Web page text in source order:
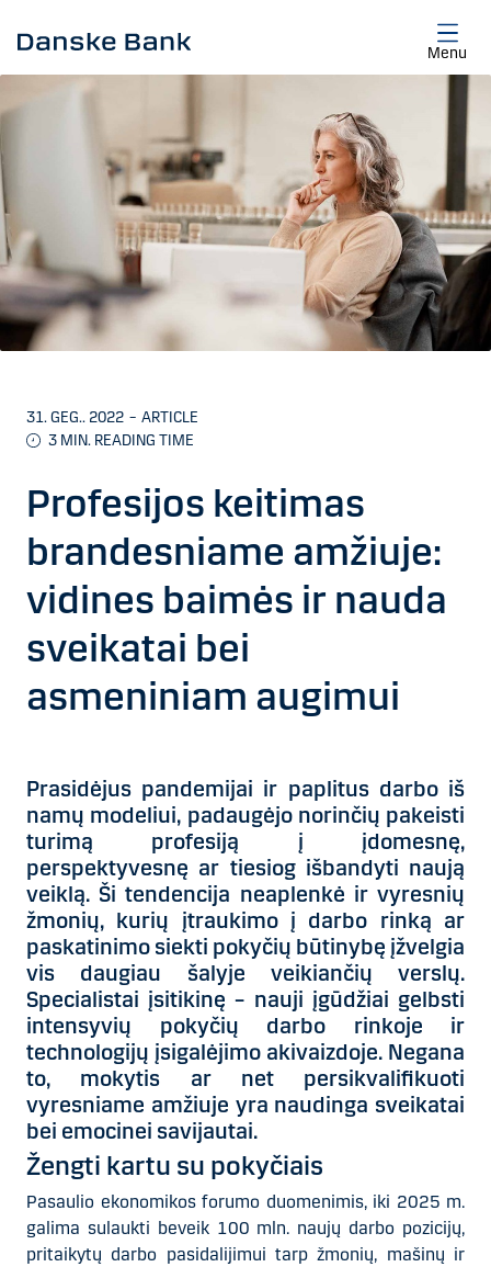
Menu
31. GEG.. 2022 – ARTICLE
3 MIN. READING TIME
Profesijos keitimas
brandesniame amžiuje:
vidines baimės ir nauda
sveikatai bei
asmeniniam augimui
Prasidėjus pandemijai ir paplitus darbo iš
namų modeliui, padaugėjo norinčių pakeisti
turimą profesiją į įdomesnę,
perspektyvesnę ar tiesiog išbandyti naują
veiklą. Ši tendencija neaplenkė ir vyresnių
žmonių, kurių įtraukimo į darbo rinką ar
paskatinimo siekti pokyčių būtinybę įžvelgia
vis daugiau šalyje veikiančių verslų.
Specialistai įsitikinę – nauji įgūdžiai gelbsti
intensyvių pokyčių darbo rinkoje ir
technologijų įsigalėjimo akivaizdoje. Negana
to, mokytis ar net persikvalifikuoti
vyresniame amžiuje yra naudinga sveikatai
bei emocinei savijautai.
Žengti kartu su pokyčiais
Pasaulio ekonomikos forumo duomenimis, iki 2025 m.
galima sulaukti beveik 100 mln. naujų darbo pozicijų,
pritaikytų darbo pasidalijimui tarp žmonių, mašinų ir